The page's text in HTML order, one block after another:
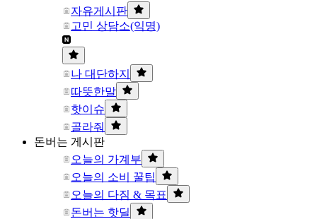
자유게시판
고민 상담소(익명)
나 대단하지
따뜻한말
핫이슈
골라줘
돈버는 게시판
오늘의 가계부
오늘의 소비 꿀팁
오늘의 다짐 & 목표
돈버는 핫딜